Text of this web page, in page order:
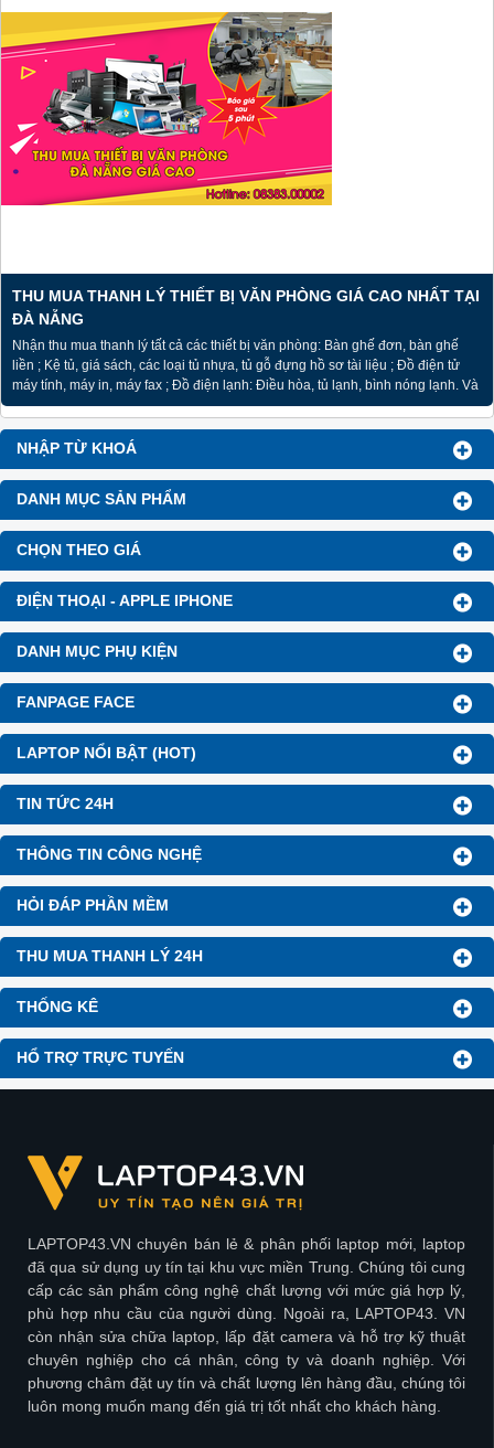
NHẬP TỪ KHOÁ
DANH MỤC SẢN PHẨM
CHỌN THEO GIÁ
ĐIỆN THOẠI - APPLE IPHONE
DANH MỤC PHỤ KIỆN
FANPAGE FACE
LAPTOP NỔI BẬT (HOT)
TIN TỨC 24H
THÔNG TIN CÔNG NGHỆ
HỎI ĐÁP PHẦN MỀM
THU MUA THANH LÝ 24H
THỐNG KÊ
HỔ TRỢ TRỰC TUYẾN
THU MUA THANH LÝ THIẾT BỊ VĂN PHÒNG GIÁ CAO NHẤT TẠI
ĐÀ NẴNG
Nhận thu mua thanh lý tất cả các thiết bị văn phòng: Bàn ghế đơn, bàn ghế
liền ; Kệ tủ, giá sách, các loại tủ nhựa, tủ gỗ đựng hồ sơ tài liệu ; Đồ điện tử
máy tính, máy in, máy fax ; Đồ điện lạnh: Điều hòa, tủ lạnh, bình nóng lạnh. Và
các thiết bị an ninh, camera giám sát…
LAPTOP43.VN chuyên bán lẻ & phân phối laptop mới, laptop
đã qua sử dụng uy tín tại khu vực miền Trung. Chúng tôi cung
cấp các sản phẩm công nghệ chất lượng với mức giá hợp lý,
phù hợp nhu cầu của người dùng. Ngoài ra, LAPTOP43. VN
còn nhận sửa chữa laptop, lấp đặt camera và hỗ trợ kỹ thuật
chuyên nghiệp cho cá nhân, công ty và doanh nghiệp. Với
phương châm đặt uy tín và chất lượng lên hàng đầu, chúng tôi
luôn mong muốn mang đến giá trị tốt nhất cho khách hàng.